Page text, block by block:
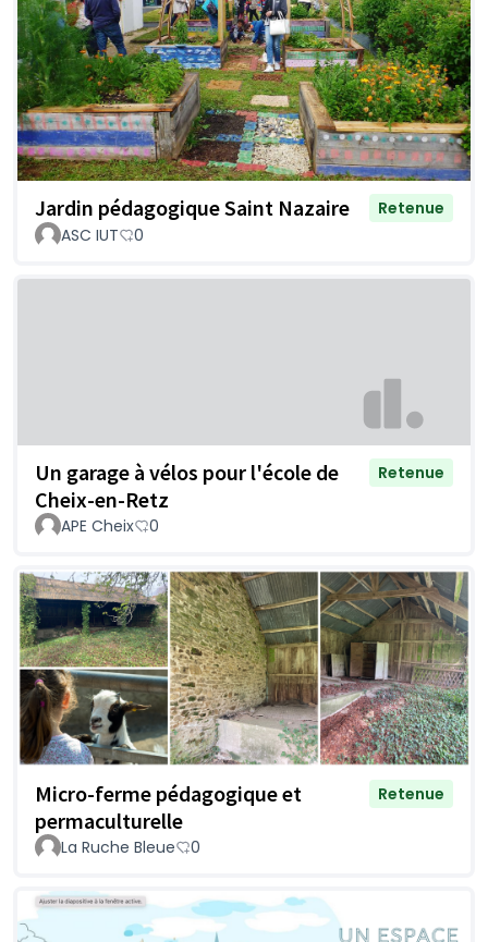
Jardin pédagogique Saint Nazaire
Retenue
ASC IUT
0
Un garage à vélos pour l'école de
Cheix-en-Retz
Retenue
APE Cheix 0
Micro-ferme pédagogique et
permaculturelle
Retenue
La Ruche Bleue 0